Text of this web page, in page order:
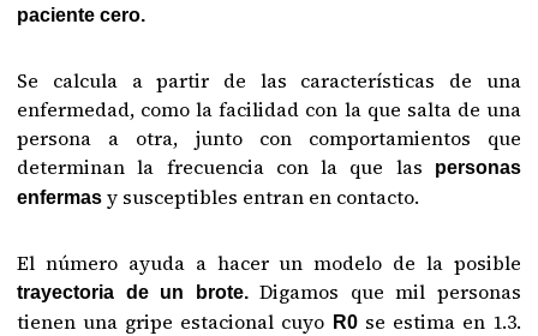
paciente cero.
Se calcula a partir de las características de una
enfermedad, como la facilidad con la que salta de una
persona a otra, junto con comportamientos que
determinan la frecuencia con la que las
personas
enfermas y susceptibles entran en contacto.
El número ayuda a hacer un modelo de la posible
trayectoria de un brote.Digamos que mil personas
tienen una gripe estacional cuyo R0 se estima en 1.3.